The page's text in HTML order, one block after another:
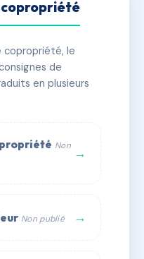
MARCEL
🏗 2 bâtiment(s)
💬 WhatsApp
copropriété
copropriété, le
de
en plusieurs
Non →
Non publié →